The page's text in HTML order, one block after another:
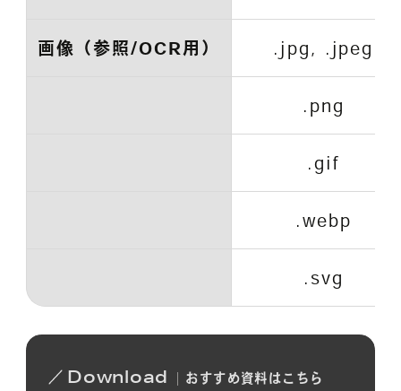
画像（参照/OCR用） .jpg, .jpeg
.png
.gif
.webp
.svg
Download おすすめ資料は こちら